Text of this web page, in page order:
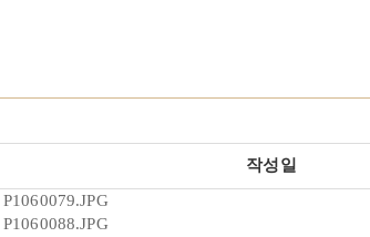
작성일
P1060079.JPG
P1060088.JPG